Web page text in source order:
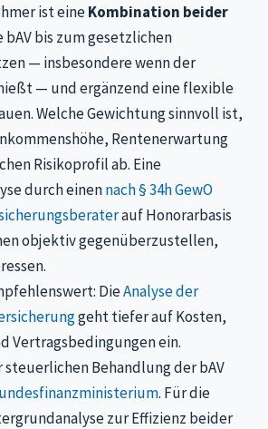
ist eineKombination beider
bAV bis zum gesetzlichen
— insbesondere wenn der
— und ergänzend eine flexible
Welche Gewichtung sinnvoll ist,
Rentenerwartung
Risikoprofil ab. Eine
durch einennach § 34h GewO
auf Honorarbasis
objektiv gegenüberzustellen,
DieAnalyse der
geht tiefer auf Kosten,
Vertragsbedingungen ein.
Behandlung der bAV
. Für die
zur Effizienz beider